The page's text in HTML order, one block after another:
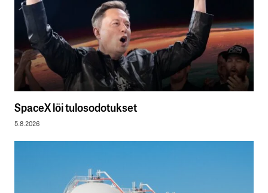
SpaceX löi tulosodotukset
5.8.2026